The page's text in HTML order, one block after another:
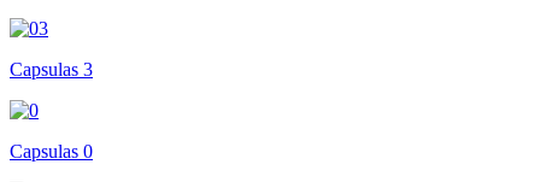
Capsulas 3
Capsulas 0